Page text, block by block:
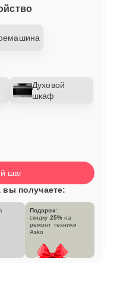
Духовой
шкаф
шаг
вы получаете:
Подарок:
скидку 25% на
ремонт техники
Asko